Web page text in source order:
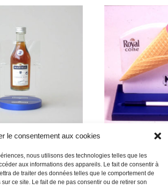
le consentement aux cookies
nous utilisons des technologies telles que les
aux informations des appareils. Le fait de consentir à
de traiter des données telles que le comportement de
ce site. Le fait de ne pas consentir ou de retirer son
Lire la suite